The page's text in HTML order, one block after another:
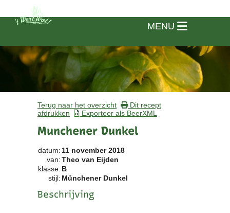
Terug naar het overzicht
Dit recept
afdrukken
Exporteer als BeerXML
Munchener Dunkel
datum: 11 november 2018
van:Theo van Eijden
klasse: B
stijl: Münchener Dunkel
Beschrijving
MENU